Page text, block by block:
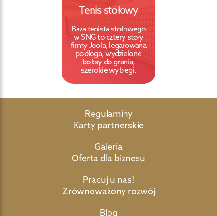
Tenis stołowy
Baza tenista stołowego
w SNG to cztery stoły
firmy Joola, legarowana
podłoga, wydzielone
boksy do grania,
szerokie wybiegi.
Regulaminy
Karty partnerskie
Galeria
Oferta dla biznesu
Pracuj u nas!
Zrównoważony rozwój
Blog